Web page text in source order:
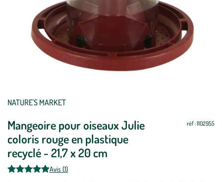
NATURE'S MARKET
Mangeoire pour oiseaux Julie
coloris rouge en plastique
recyclé - 21,7 x 20 cm
réf : 1102955
Avis (1)